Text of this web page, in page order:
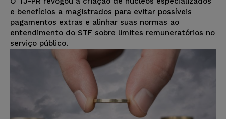
e benefícios a magistrados para evitar possíveis
pagamentos extras e alinhar suas normas ao
entendimento do STF sobre limites remuneratórios no
serviço público.